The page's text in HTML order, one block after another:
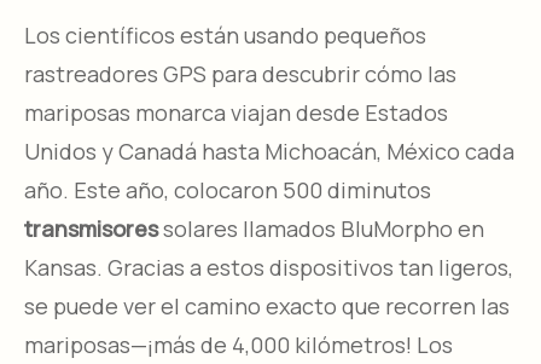
Los científicos están usando pequeños
rastreadores GPS para descubrir cómo las
mariposas monarca viajan desde Estados
Unidos y Canadá hasta Michoacán, México cada
año. Este año, colocaron 500 diminutos
transmisoressolares llamados BluMorpho en
Kansas. Gracias a estos dispositivos tan ligeros,
se puede ver el camino exacto que recorren las
mariposas—¡más de 4,000 kilómetros! Los